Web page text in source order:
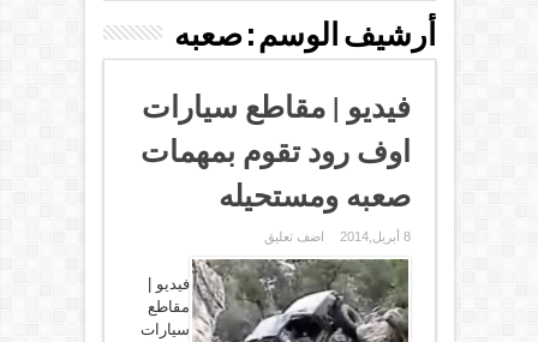
أرشيف الوسم :صعبه
فيديو | مقاطع سيارات
اوف رود تقوم بمهمات
صعبه ومستحيله
8 أبريل,2014 اضف تعليق
فيديو |
مقاطع
سيارات